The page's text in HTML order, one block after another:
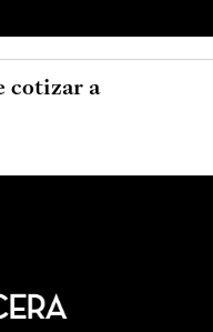
cotizar a